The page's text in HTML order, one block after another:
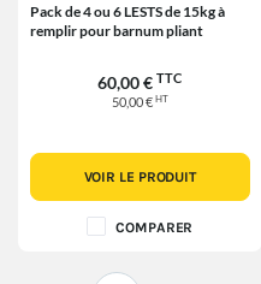
Pack de 4 ou 6 LESTS de 15kg à
remplir pour barnum pliant
60,00 € TTC
50,00 € HT
VOIR LE PRODUIT
COMPARER